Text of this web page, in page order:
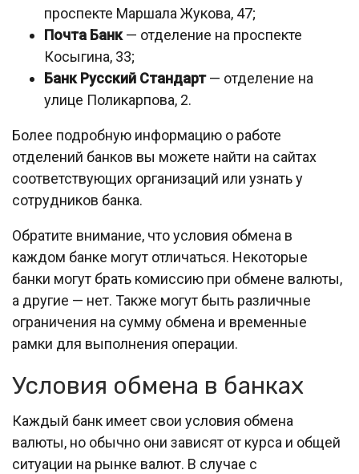
проспекте Маршала Жукова, 47;
Почта Банк— отделение на проспекте
Косыгина, 33;
Банк Русский Стандарт— отделение на
улице Поликарпова, 2.
Более подробную информацию о работе
отделений банков вы можете найти на сайтах
соответствующих организаций или узнать у
сотрудников банка.
Обратите внимание, что условия обмена в
каждом банке могут отличаться. Некоторые
банки могут брать комиссию при обмене валюты,
а другие — нет. Также могут быть различные
ограничения на сумму обмена и временные
рамки для выполнения операции.
Условия обмена в банках
Каждый банк имеет свои условия обмена
валюты, но обычно они зависят от курса и общей
ситуации на рынке валют. В случае с